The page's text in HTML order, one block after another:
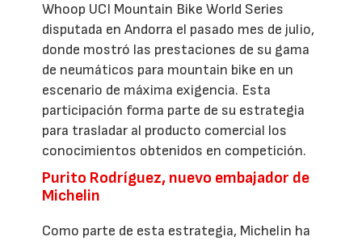
Whoop UCI Mountain Bike World Series
disputada en Andorra el pasado mes de julio,
donde mostró las prestaciones de su gama
de neumáticos para mountain bike en un
escenario de máxima exigencia. Esta
participación forma parte de su estrategia
para trasladar al producto comercial los
conocimientos obtenidos en competición.
Purito Rodríguez, nuevo embajador de
Michelin
Como parte de esta estrategia, Michelin ha